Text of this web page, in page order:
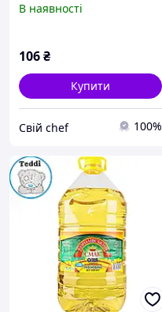
В наявності
106₴
Купити
Свій chef 100%